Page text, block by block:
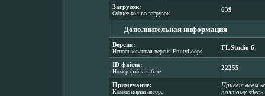
Загрузок:
Общее кол-во загрузок
639
Дополнительная информация
Версия:
Использованная версия FruityLoops
FL Studio 6
ID файла:
Номер файла в базе
22255
Примечание:
Комментарии автора
Привет всем
поэтому